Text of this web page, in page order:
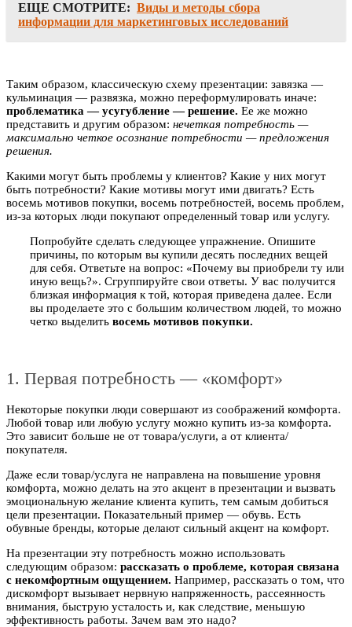
ЕЩЕ СМОТРИТЕ: Виды и методы сбора
информации для маркетинговых исследований
Таким образом, классическую схему презентации: завязка —
кульминация — развязка, можно переформулировать иначе:
проблематика — усугубление — решение. Ее же можно
представить и другим образом: нечеткая потребность —
максимально четкое осознание потребности — предложения
решения.
Какими могут быть проблемы у клиентов? Какие у них могут
быть потребности? Какие мотивы могут ими двигать? Есть
восемь мотивов покупки, восемь потребностей, восемь проблем,
из-за которых люди покупают определенный товар или услугу.
Попробуйте сделать следующее упражнение. Опишите
причины, по которым вы купили десять последних вещей
для себя. Ответьте на вопрос: «Почему вы приобрели ту или
иную вещь?». Сгруппируйте свои ответы. У вас получится
близкая информация к той, которая приведена далее. Если
вы проделаете это с большим количеством людей, то можно
четко выделить восемь мотивов покупки.
1. Первая потребность — «комфорт»
Некоторые покупки люди совершают из соображений комфорта.
Любой товар или любую услугу можно купить из-за комфорта.
Это зависит больше не от товара/услуги, а от клиента/
покупателя.
Даже если товар/услуга не направлена на повышение уровня
комфорта, можно делать на это акцент в презентации и вызвать
эмоциональную желание клиента купить, тем самым добиться
цели презентации. Показательный пример — обувь. Есть
обувные бренды, которые делают сильный акцент на комфорт.
На презентации эту потребность можно использовать
следующим образом: рассказать о проблеме, которая связана
с некомфортным ощущением. Например, рассказать о том, что
дискомфорт вызывает нервную напряженность, рассеянность
внимания, быструю усталость и, как следствие, меньшую
эффективность работы. Зачем вам это надо?